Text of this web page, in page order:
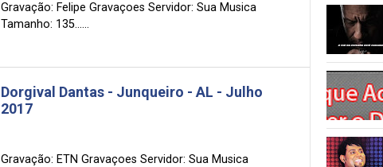
Gravação: Felipe Gravaçoes Servidor: Sua Musica
Tamanho: 135......
Dorgival Dantas - Junqueiro - AL - Julho
2017
Gravação: ETN Gravaçoes Servidor: Sua Musica